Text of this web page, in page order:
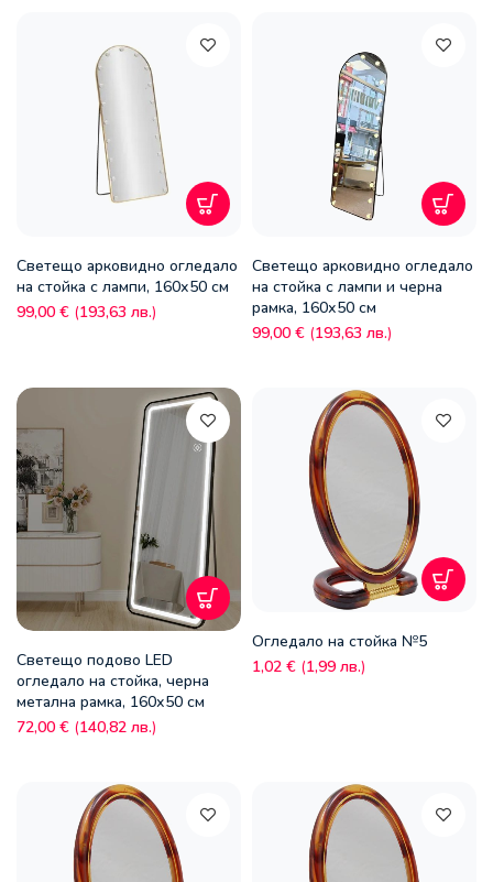
Светещо арковидно огледало
на стойка с лампи, 160х50 см
99,00 € (193,63 лв.)
Светещо арковидно огледало
на стойка с лампи и черна
рамка, 160х50 см
99,00 € (193,63 лв.)
Светещо подово LED
огледало на стойка, черна
метална рамка, 160х50 см
72,00 € (140,82 лв.)
Огледало на стойка №5
1,02 € (1,99 лв.)